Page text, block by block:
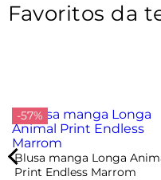
Favoritos da
-57%
Blusa manga Longa
Print Endless Marrom